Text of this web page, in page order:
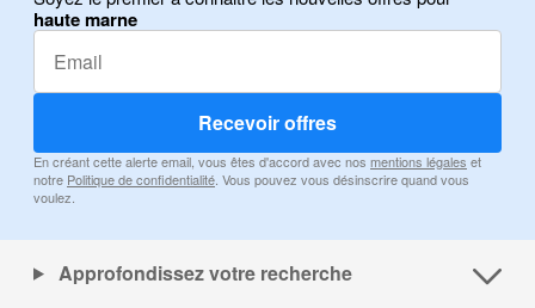
haute marne
Recevoir offres
En créant cette alerte email, vous êtes d'accord avec nos mentions légales et
notre Politique de confidentialité . Vous pouvez vous désinscrire quand vous
voulez.
Approfondissez votre recherche